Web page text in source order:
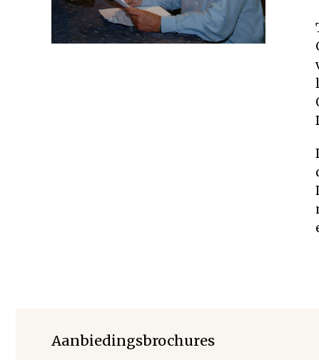
Rechten
Aanbiedingsbrochures